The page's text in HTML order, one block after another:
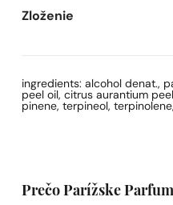
Zloženie
ingredients: alcohol denat.,
peel oil, citrus aurantium
pinene, terpineol,
Prečo Parížske